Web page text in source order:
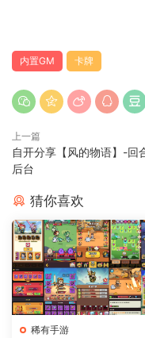
内置GM 卡牌
上一篇
自开分享【风的物语】-回
后台
猜你喜欢
稀有手游